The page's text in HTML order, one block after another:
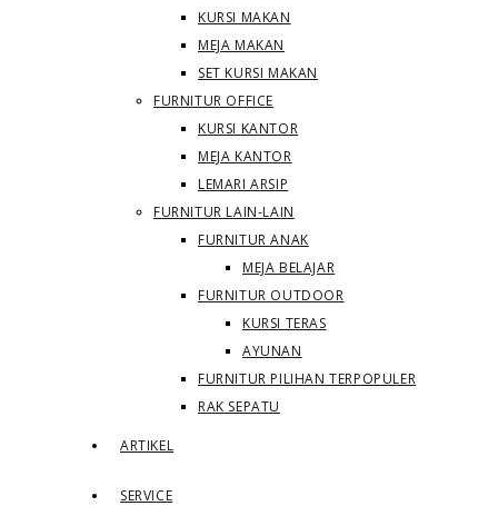
KURSI MAKAN
MEJA MAKAN
SET KURSI MAKAN
FURNITUR OFFICE
KURSI KANTOR
MEJA KANTOR
LEMARI ARSIP
FURNITUR LAIN-LAIN
FURNITUR ANAK
MEJA BELAJAR
FURNITUR OUTDOOR
KURSI TERAS
AYUNAN
FURNITUR PILIHAN TERPOPULER
RAK SEPATU
ARTIKEL
SERVICE